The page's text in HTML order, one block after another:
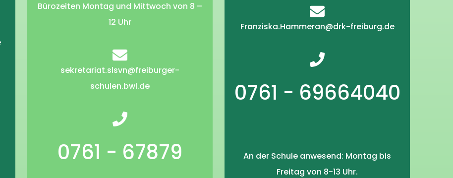
Bürozeiten Montag und Mittwoch von 8 –
12 Uhr
sekretariat.slsvn@freiburger-
schulen.bwl.de
0761 - 67879
Franziska.Hammeran@drk-freiburg.de
0761 - 69664040
An der Schule anwesend: Montag bis
Freitag von 8-13 Uhr.